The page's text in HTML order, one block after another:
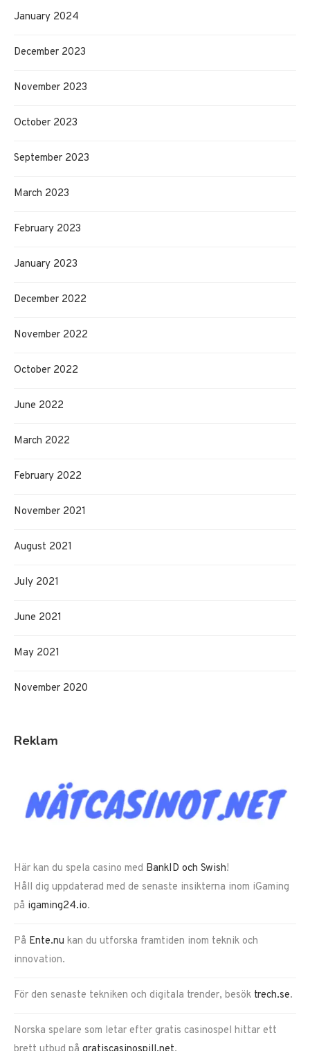
January 2024
December 2023
November 2023
October 2023
September 2023
March 2023
February 2023
January 2023
December 2022
November 2022
October 2022
June 2022
March 2022
February 2022
November 2021
August 2021
July 2021
June 2021
May 2021
November 2020
Reklam
Här kan du spela casino med BankID och Swish!
Håll dig uppdaterad med de senaste insikterna inom iGaming
på igaming24.io.
På Ente.nu kan du utforska framtiden inom teknik och
innovation.
För den senaste tekniken och digitala trender, besök trech.se.
Norska spelare som letar efter gratis casinospel hittar ett